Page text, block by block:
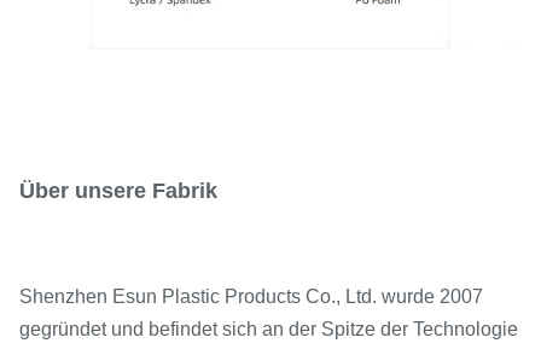
Über unsere Fabrik
Shenzhen Esun Plastic Products Co., Ltd. wurde 2007
gegründet und befindet sich an der Spitze der Technologie